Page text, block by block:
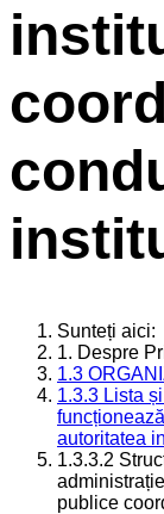
Sunteți aici:
1. Despre
1.3
1.3.3 Lista
autoritatea
1.3.3.2
publice